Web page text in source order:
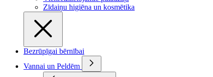
Zīdaiņu higiēna un kosmētika
Bezrūpīgai bērnībai
Vannai un Peldēm